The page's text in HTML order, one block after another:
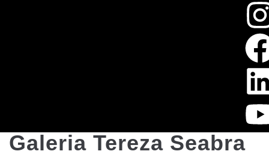
Galeria Tereza Seabra